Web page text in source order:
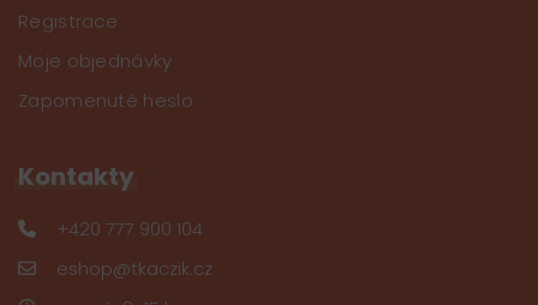
Registrace
Moje objednávky
Zapomenuté heslo
Kontakty
+420 777 900 104
eshop@tkaczik.cz